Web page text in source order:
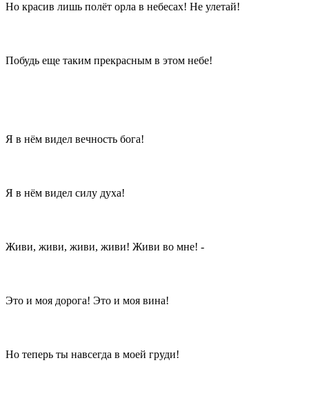
Но красив лишь полёт орла в небесах! Не улетай!
Побудь еще таким прекрасным в этом небе!
Я в нём видел вечность бога!
Я в нём видел силу духа!
Живи, живи, живи, живи! Живи во мне! -
Это и моя дорога! Это и моя вина!
Но теперь ты навсегда в моей груди!